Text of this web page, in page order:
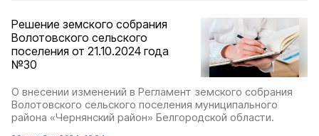
Решение земского собрания
Волотовского сельского
поселения от 21.10.2024 года
№30
О внесении изменений в Регламент земского собрания
Волотовского сельского поселения муниципального
района «Чернянский район» Белгородской области.